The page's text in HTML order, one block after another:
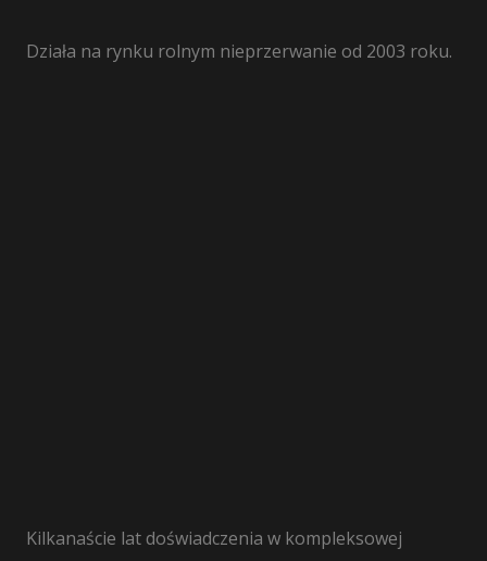
Działa na rynku rolnym nieprzerwanie od 2003 roku.
Kilkanaście lat doświadczenia w kompleksowej